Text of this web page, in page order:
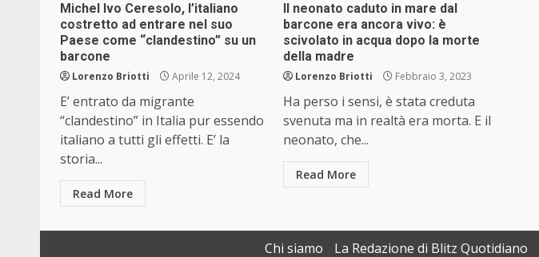
Michel Ivo Ceresolo, l’italiano
costretto ad entrare nel suo
Paese come “clandestino” su un
barcone
Lorenzo Briotti Aprile 12, 2024
E’ entrato da migrante
“clandestino” in Italia pur essendo
italiano a tutti gli effetti. E’ la
storia...
Read More
Il neonato caduto in mare dal
barcone era ancora vivo: è
scivolato in acqua dopo la morte
della madre
Lorenzo Briotti Febbraio 3, 2023
Ha perso i sensi, è stata creduta
svenuta ma in realtà era morta. E il
neonato, che...
Read More
Chi siamo La Redazione di Blitz Quotidiano